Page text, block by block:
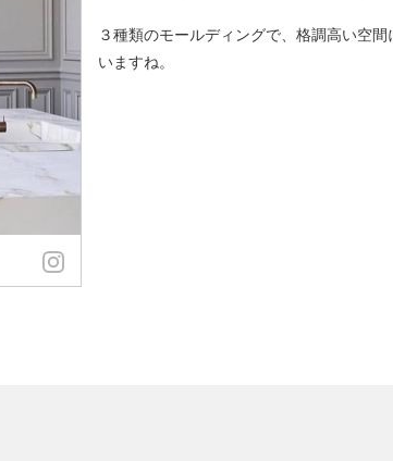
３種類のモールディングで、格調高い空間
いますね。